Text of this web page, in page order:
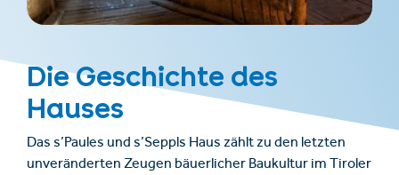
Die Geschichte des
Hauses
Das s’Paules und s’Seppls Haus zählt zu den letzten
unveränderten Zeugen bäuerlicher Baukultur im Tiroler